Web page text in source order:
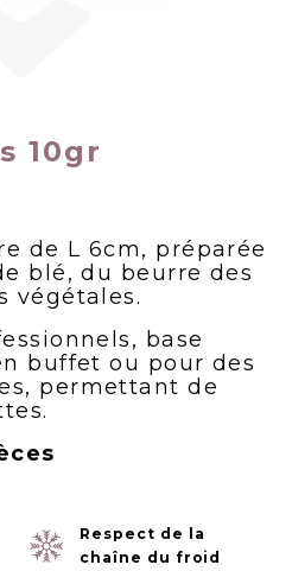
10gr
de L 6cm, préparée
blé, du beurre des
végétales.
base
buffet ou pour des
permettant de
Respect de la
chaîne du froid